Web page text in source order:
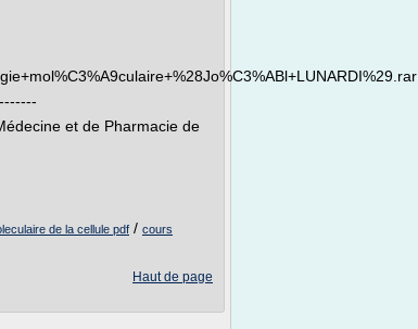
et de Pharmacie de
de la cellule pdf / cours
Haut de page